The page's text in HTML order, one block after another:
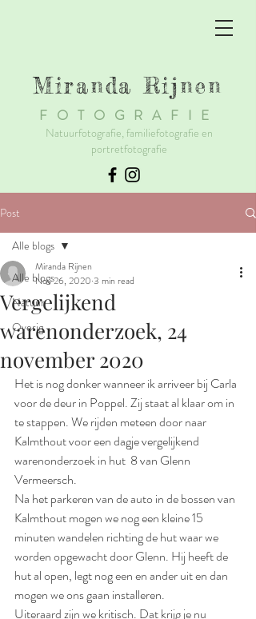
Miranda Rijnen
F OTOGRAFIE
Natuurfotografie, familiefotografie en
portretfotografie
Post
Alle blogs
Natuur
Overig
Alle blogs
Vergelijkend
warenonderzoek, 24
november 2020
Miranda Rijnen
Nov 26, 2020 3 min read
Het is nog donker wanneer ik arriveer bij Carla
voor de deur in Poppel. Zij staat al klaar om in
te stappen. We rijden meteen door naar
Kalmthout voor een dagje vergelijkend
warenonderzoek in hut  8 van Glenn
Vermeersch.
Na het parkeren van de auto in de bossen van
Kalmthout mogen we nog een kleine 15
minuten wandelen richting de hut waar we
worden opgewacht door Glenn. Hij heeft de
hut al open, legt nog een en ander uit en dan
mogen we ons gaan installeren.
Uiteraard zijn we kritisch. Dat krijg je nu